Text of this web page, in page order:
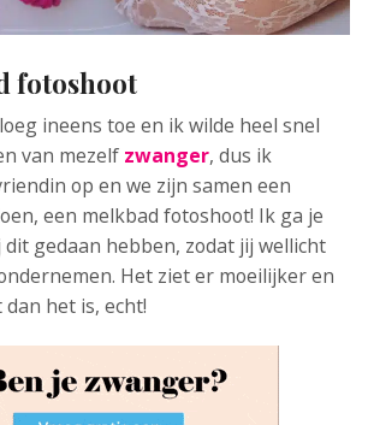
fotoshoot
ineens toe en ik wilde heel snel
van mezelf zwanger, dus ik
op en we zijn samen een
een melkbad fotoshoot! Ik ga je
gedaan hebben, zodat jij wellicht
Het ziet er moeilijker en
het is, echt!